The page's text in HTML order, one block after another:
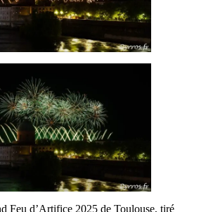
Feu d’Artifice 2025 de Toulouse, tiré